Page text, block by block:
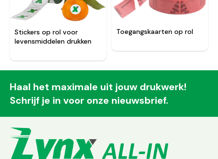
Stickers op rol voor
levensmiddelen drukken
Toegangskaarten op rol
Haal het maximale uit jouw drukwerk!
Schrijf je in voor onze nieuwsbrief.